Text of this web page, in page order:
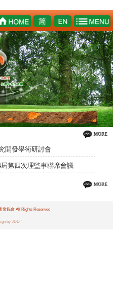
開發學術研討會
第四次理監事聯席會議
業協會 All Rights Reserved
by JDDT